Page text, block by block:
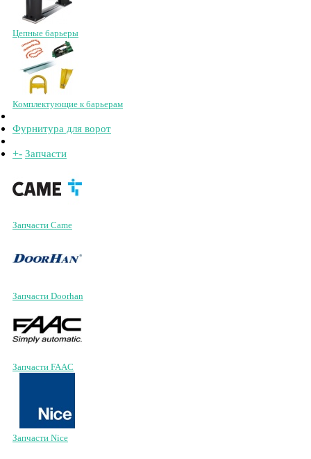
Цепные барьеры
Комплектующие к барьерам
Фурнитура для ворот
+- Запчасти
Запчасти Came
Запчасти Doorhan
Запчасти FAAC
Запчасти Nice